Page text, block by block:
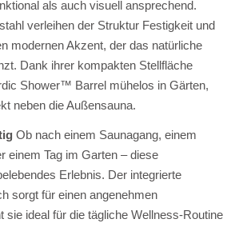
als auch visuell ansprechend.
verleihen der Struktur Festigkeit und
modernen Akzent, der das natürliche
Dank ihrer kompakten Stellfläche
Shower™ Barrel mühelos in Gärten,
neben die Außensauna.
Ob nach einem Saunagang, einem
einem Tag im Garten – diese
Erlebnis. Der integrierte
sorgt für einen angenehmen
sie ideal für die tägliche Wellness-Routine